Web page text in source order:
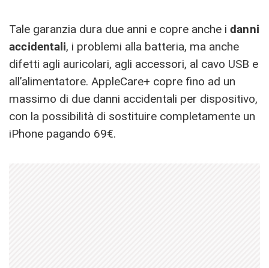
Tale garanzia dura due anni e copre anche i danni
accidentali, i problemi alla batteria, ma anche
difetti agli auricolari, agli accessori, al cavo USB e
all’alimentatore. AppleCare+ copre fino ad un
massimo di due danni accidentali per dispositivo,
con la possibilità di sostituire completamente un
iPhone pagando 69€.